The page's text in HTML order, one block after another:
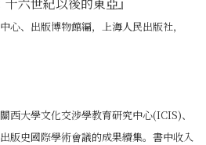
十六世紀以後的東亞』
心、出版博物館編，上海人民出版社，
西大學文化交涉學教育研究中心(ICIS)、
版史國際學術會議的成果續集。書中收入